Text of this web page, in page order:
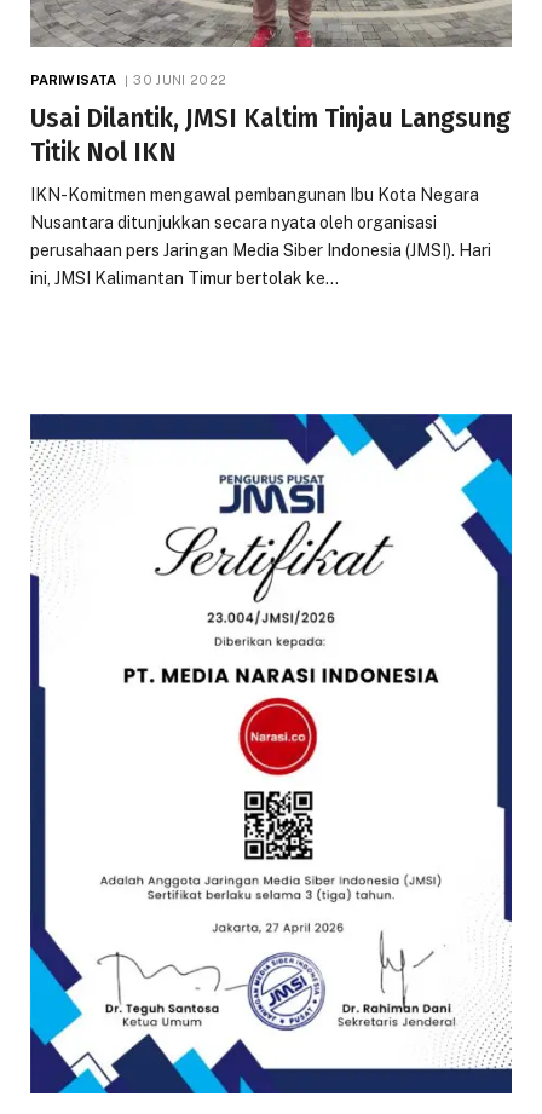
PARIWISATA 30 JUNI 2022
Usai Dilantik, JMSI Kaltim Tinjau Langsung
Titik Nol IKN
IKN-Komitmen mengawal pembangunan Ibu Kota Negara
Nusantara ditunjukkan secara nyata oleh organisasi
perusahaan pers Jaringan Media Siber Indonesia (JMSI). Hari
ini, JMSI Kalimantan Timur bertolak ke…